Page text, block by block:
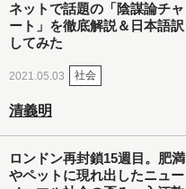
ネットで話題の「陰謀論チャ
ート」を徹底解説＆日本語訳
してみた
2021.05.03 社会
清義明
ロンドン再封鎖15週目。肥満
やペットに現れ出したニュー